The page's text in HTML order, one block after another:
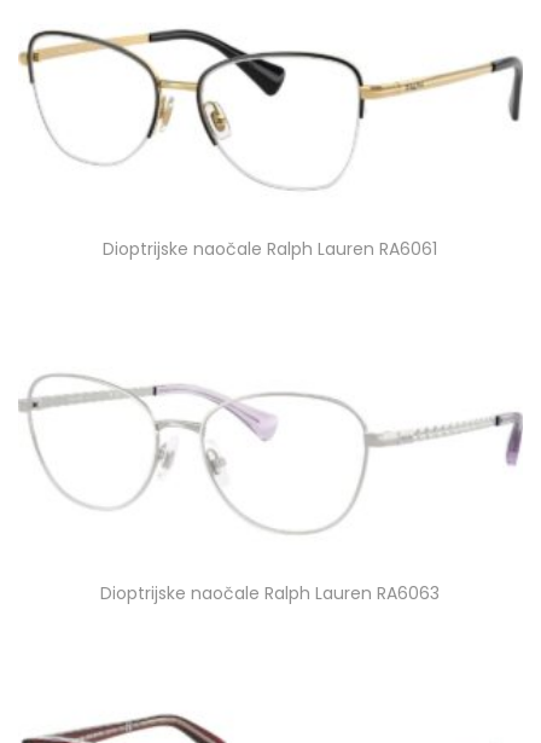
Dioptrijske naočale Ralph Lauren RA6061
Dioptrijske naočale Ralph Lauren RA6063